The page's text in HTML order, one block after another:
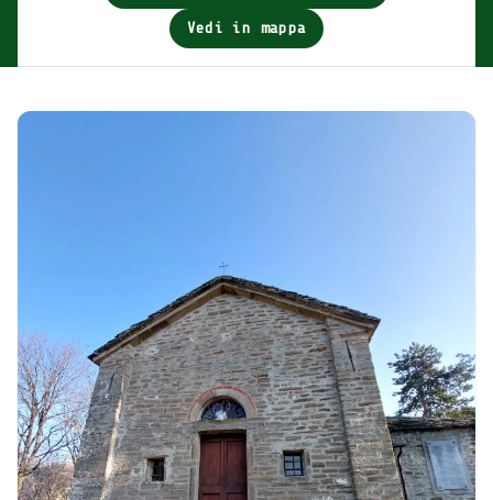
Vedi in mappa